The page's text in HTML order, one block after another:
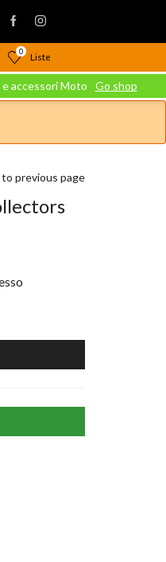
0
Liste
e accessori Moto Go shop
previous page